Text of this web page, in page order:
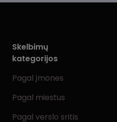
Skelbimų
kategorijos
Pagal įmones
Pagal miestus
Pagal verslo sritis